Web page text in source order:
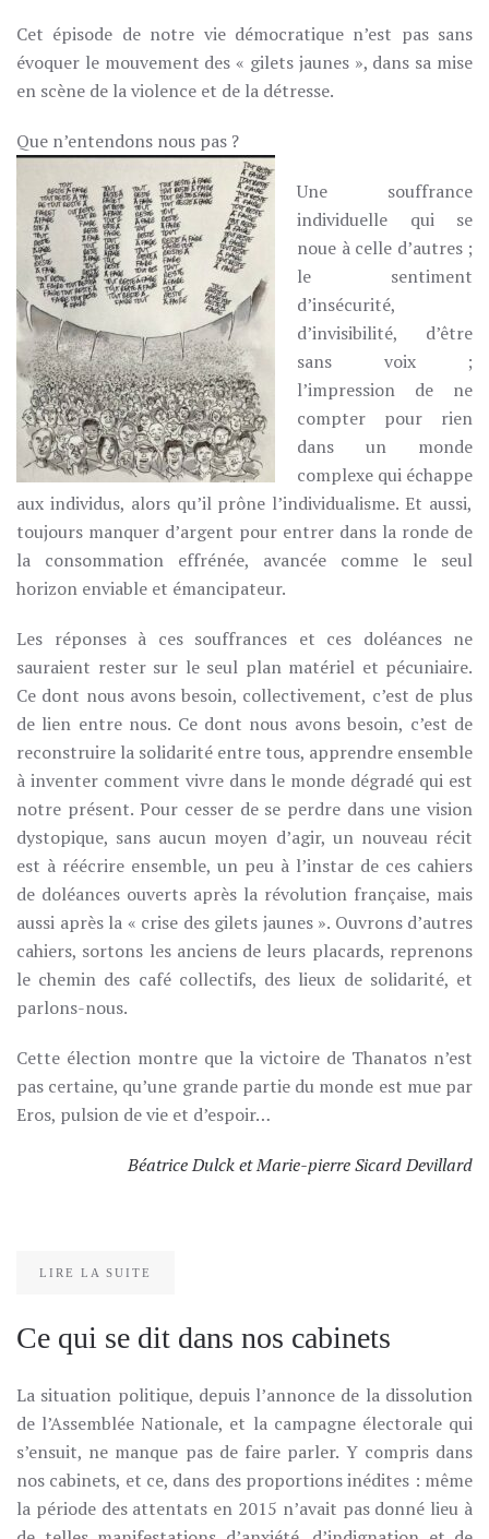
Cet épisode de notre vie démocratique n’est pas sans
évoquer le mouvement des « gilets jaunes », dans sa mise
en scène de la violence et de la détresse.
Que n’entendons nous pas ?
Une souffrance
individuelle qui se
noue à celle d’autres ;
le sentiment
d’insécurité,
d’invisibilité, d’être
sans voix ;
l’impression de ne
compter pour rien
dans un monde
complexe qui échappe
aux individus, alors qu’il prône l’individualisme. Et aussi,
toujours manquer d’argent pour entrer dans la ronde de
la consommation effrénée, avancée comme le seul
horizon enviable et émancipateur.
Les réponses à ces souffrances et ces doléances ne
sauraient rester sur le seul plan matériel et pécuniaire.
Ce dont nous avons besoin, collectivement, c’est de plus
de lien entre nous. Ce dont nous avons besoin, c’est de
reconstruire la solidarité entre tous, apprendre ensemble
à inventer comment vivre dans le monde dégradé qui est
notre présent. Pour cesser de se perdre dans une vision
dystopique, sans aucun moyen d’agir, un nouveau récit
est à réécrire ensemble, un peu à l’instar de ces cahiers
de doléances ouverts après la révolution française, mais
aussi après la « crise des gilets jaunes ». Ouvrons d’autres
cahiers, sortons les anciens de leurs placards, reprenons
le chemin des café collectifs, des lieux de solidarité, et
parlons-nous.
Cette élection montre que la victoire de Thanatos n’est
pas certaine, qu’une grande partie du monde est mue par
Eros, pulsion de vie et d’espoir…
Béatrice Dulck et Marie-pierre Sicard Devillard
LIRE LA SUITE
Ce qui se dit dans nos cabinets
La situation politique, depuis l’annonce de la dissolution
de l’Assemblée Nationale, et la campagne électorale qui
s’ensuit, ne manque pas de faire parler. Y compris dans
nos cabinets, et ce, dans des proportions inédites : même
la période des attentats en 2015 n’avait pas donné lieu à